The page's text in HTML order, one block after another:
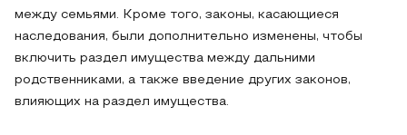
между семьями. Кроме того, законы, касающиеся
наследования, были дополнительно изменены, чтобы
включить раздел имущества между дальними
родственниками, а также введение других законов,
влияющих на раздел имущества.